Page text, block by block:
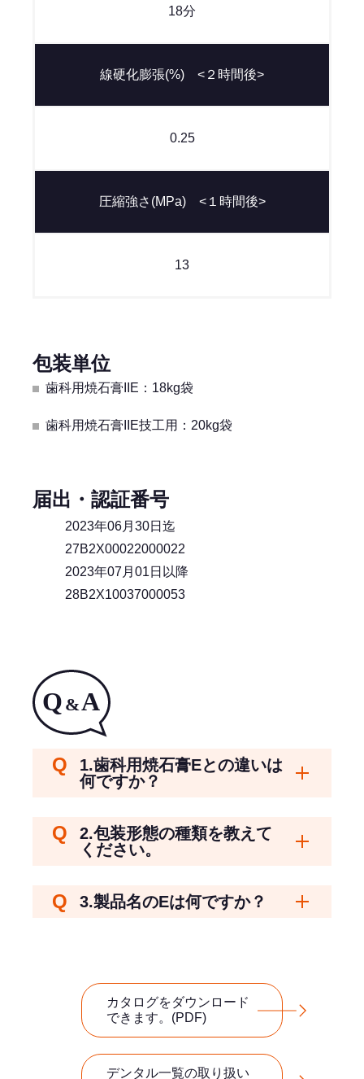
18分
線硬化膨張(%) <２時間後>
0.25
圧縮強さ(MPa) <１時間後>
13
包装単位
歯科用焼石膏IIE：18kg袋
歯科用焼石膏IIE技工用：20kg袋
届出・認証番号
2023年06月30日迄
27B2X00022000022
2023年07月01日以降
28B2X10037000053
1.歯科用焼石膏Eとの違いは
何ですか？
2.包装形態の種類を教えて
ください。
3.製品名のEは何ですか？
カタログをダウンロード
できます。(PDF)
デンタル一覧の取り扱い